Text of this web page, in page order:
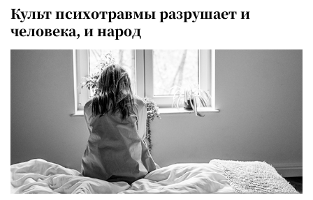
Культ психотравмы разрушает и
человека, и народ